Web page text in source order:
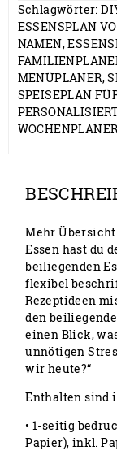
Schlagwörter:
ESSENSPLAN
NAMEN,
MENÜPLANER,
SPEISEPLAN
Mehr
Essen hast du
beiliegenden
flexibel
Rezeptideen
den
einen Blick,
unnötigen
wir heute?“
Enthalten sind
• 1-seitig
Papier), inkl.